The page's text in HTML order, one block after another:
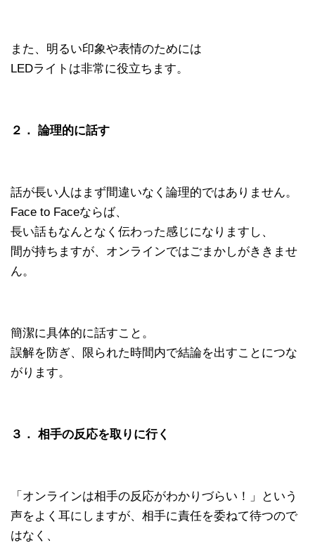
また、明るい印象や表情のためには
LEDライトは非常に役立ちます。
２． 論理的に話す
話が長い人はまず間違いなく論理的ではありません。
Face to Faceならば、
長い話もなんとなく伝わった感じになりますし、
間が持ちますが、オンラインではごまかしがききませ
ん。
簡潔に具体的に話すこと。
誤解を防ぎ、限られた時間内で結論を出すことにつな
がります。
３． 相手の反応を取りに行く
「オンラインは相手の反応がわかりづらい！」という
声をよく耳にしますが、相手に責任を委ねて待つので
はなく、